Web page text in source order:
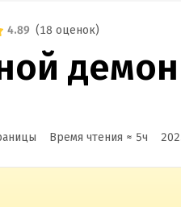
4.89 (18 оценок)
демон
Время чтения ≈ 5ч